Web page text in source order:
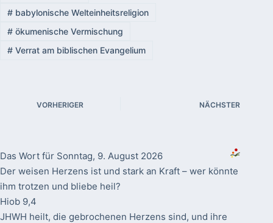
#babylonische Welteinheitsreligion
#ökumenische Vermischung
#Verrat am biblischen Evangelium
VORHERIGER NÄCHSTER
Das Wort für Sonntag, 9. August 2026
Der weisen Herzens ist und stark an Kraft – wer könnte
ihm trotzen und bliebe heil?
Hiob 9,4
JHWH heilt, die gebrochenen Herzens sind, und ihre